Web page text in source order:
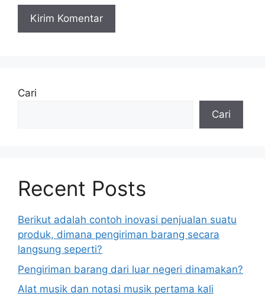
Cari
Cari
Recent Posts
Berikut adalah contoh inovasi penjualan suatu
produk, dimana pengiriman barang secara
langsung seperti?
Pengiriman barang dari luar negeri dinamakan?
Alat musik dan notasi musik pertama kali